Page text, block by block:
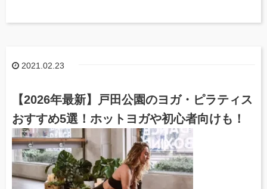
2021.02.23
【2026年最新】戸田公園のヨガ・ピラティス
おすすめ5選！ホットヨガや初心者向けも！